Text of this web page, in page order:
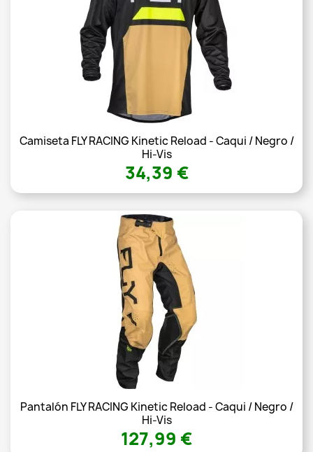
Camiseta FLY RACING Kinetic Reload - Caqui / Negro /
Hi-Vis
34,39 €
Pantalón FLY RACING Kinetic Reload - Caqui / Negro /
Hi-Vis
127,99 €